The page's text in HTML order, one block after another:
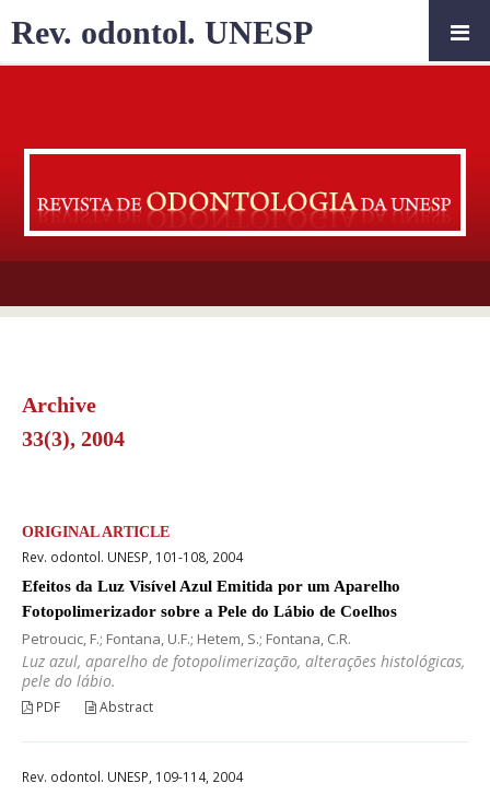
Archive
33(3), 2004
ORIGINAL ARTICLE
Rev. odontol. UNESP, 101-108, 2004
Efeitos da Luz Visível Azul Emitida por um Aparelho
Fotopolimerizador sobre a Pele do Lábio de Coelhos
Petroucic, F.; Fontana, U.F.; Hetem, S.; Fontana, C.R.
Luz azul, aparelho de fotopolimerização, alterações histológicas,
pele do lábio.
PDF Abstract
Rev. odontol. UNESP, 109-114, 2004
Rev. odontol. UNESP